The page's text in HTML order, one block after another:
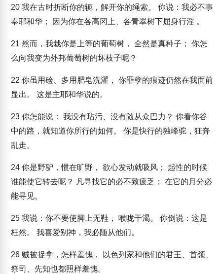
20 我在古时折断你的轭，解开你的绳索。 你说：我必不事
奉耶和华； 因为你在各高冈上、各青翠树下屈身行淫 。
21 然而，我栽你是上等的葡萄树， 全然是真种子； 你怎
么向我变为外邦葡萄树的坏枝子呢？
22 你虽用硷、多用肥皂洗濯， 你罪孽的痕迹仍然在我面前
显出。 这是主耶和华说的。
23 你怎能说： 我没有玷污、没有随从众巴力？ 你看你谷
中的路，就知道你所行的如何。 你是快行的独峰驼，狂奔
乱走。
24 你是野驴，惯在旷野， 欲心发动就吸风； 起性的时候
谁能使它转去呢？ 凡寻找它的必不致疲乏； 在它的月分必
能寻见。
25 我说：你不要使脚上无鞋， 喉咙干渴。 你倒说：这是
枉然。 我喜爱别神，我必随从他们。
26 贼被捉拿，怎样羞愧， 以色列家和他们的君王、首领、
祭司、先知也都照样羞愧。